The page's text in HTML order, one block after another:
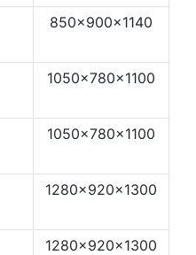
850x900x1140
1050x780x1100
1050x780x1100
1280x920x1300
1280x920x1300